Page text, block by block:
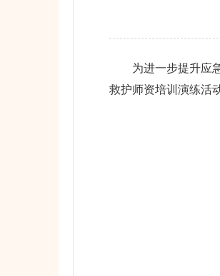
为进一步提升应急
救护师资培训演练活